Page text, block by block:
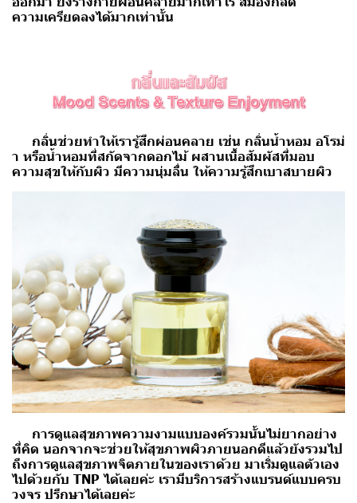
ความเครียดลงได้มากเท่านั้น
กลิ่นช่วยทำให้เรารู้สึกผ่อนคลาย เช่น กลิ่นน้ำหอม อโรม่
า หรือน้ำหอมที่สกัดจากดอกไม้ ผสานเนื้อสัมผัสที่มอบ
ความสุขให้กับผิว มีความนุ่มลื่น ให้ความรู้สึกเบาสบายผิว
การดูแลสุขภาพความงามแบบองค์รวมนั้นไม่ยากอย่าง
ที่คิด นอกจากจะช่วยให้สุขภาพผิวภายนอกดีแล้วยังรวมไป
ถึงการดูแลสุขภาพจิตภายในของเราด้วย มาเริ่มดูแลตัวเอง
ไปด้วยกับ TNP ได้เลยค่ะ เรามีบริการสร้างแบรนด์แบบครบ
วงจร ปรึกษาได้เลยค่ะ